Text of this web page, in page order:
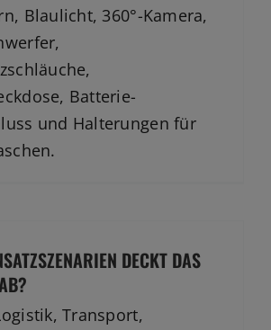
Blaulicht, 360°-Kamera,
Batterie-
und Halterungen für
DECKT DAS
Transport,